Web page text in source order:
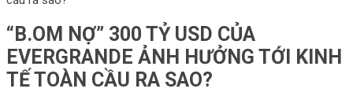
“B.OM NỢ” 300 TỶ USD CỦA
EVERGRANDE ẢNH HƯỞNG TỚI KINH
TẾ TOÀN CẦU RA SAO?